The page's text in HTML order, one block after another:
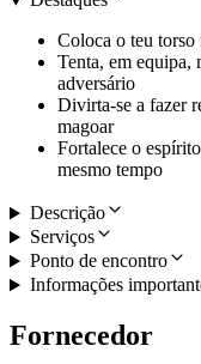
Coloca o teu
Tenta, em equipa,
adversário
Divirta-se a fazer
magoar
Fortalece o
mesmo tempo
Descrição
Serviços
Ponto de encontro
Informações
Fornecedor